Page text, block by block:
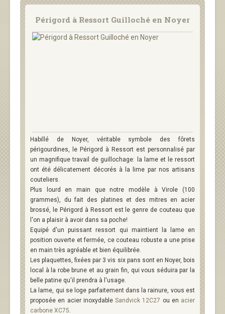
Périgord à Ressort Guilloché en Noyer
Habillé de Noyer, véritable symbole des fôrets
périgourdines, le Périgord à Ressort est personnalisé par
un magnifique travail de guillochage: la lame et le ressort
ont été délicatement décorés à la lime par nos artisans
couteliers.
Plus lourd en main que notre modèle à Virole (100
grammes), du fait des platines et des mitres en acier
brossé, le Périgord à Ressort est le genre de couteau que
l'on a plaisir à avoir dans sa poche!
Equipé d'un puissant ressort qui maintient la lame en
position ouverte et fermée, ce couteau robuste a une prise
en main très agréable et bien équilibrée.
Les plaquettes, fixées par 3 vis six pans sont en Noyer, bois
local à la robe brune et au grain fin, qui vous séduira par la
belle patine qu'il prendra à l'usage.
La lame, qui se loge parfaitement dans la rainure, vous est
proposée en acier inoxydable Sandvick 12C27 ou en acier
carbone XC75.